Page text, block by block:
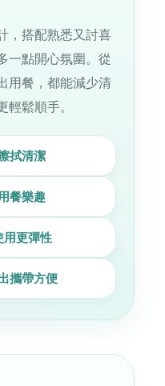
，搭配熟悉又討喜
一點開心氛圍。從
用餐，都能減少清
鬆順手。
拭清潔
餐樂趣
用更彈性
攜帶方便